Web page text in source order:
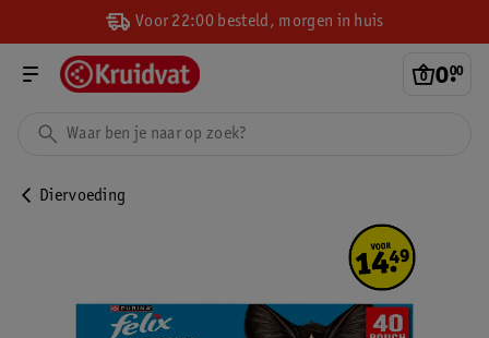
Voor 22:00 besteld, morgen in huis
0.
00
Diervoeding